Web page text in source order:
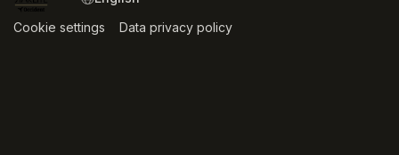
SWITCH LANGUAGE
Cookie settings (opens in a new tab)
Data privacy policy